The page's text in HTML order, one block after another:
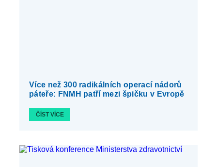
Více než 300 radikálních operací nádorů
páteře: FNMH patří mezi špičku v Evropě
ČÍST VÍCE